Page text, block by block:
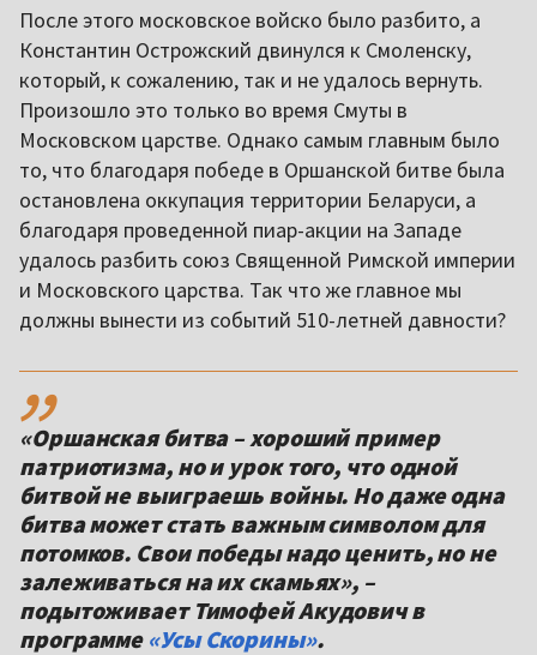
После этого московское войско было разбито, а
Константин Острожский двинулся к Смоленску,
который, к сожалению, так и не удалось вернуть.
Произошло это только во время Смуты в
Московском царстве. Однако самым главным было
то, что благодаря победе в Оршанской битве была
остановлена оккупация территории Беларуси, а
благодаря проведенной пиар-акции на Западе
удалось разбить союз Священной Римской империи
и Московского царства. Так что же главное мы
должны вынести из событий 510-летней давности?
,,
«Оршанская битва – хороший пример
патриотизма, но и урок того, что одной
битвой не выиграешь войны. Но даже одна
битва может стать важным символом для
потомков. Свои победы надо ценить, но не
залеживаться на их скамьях», –
подытоживает Тимофей Акудович в
программе «Усы Скорины».